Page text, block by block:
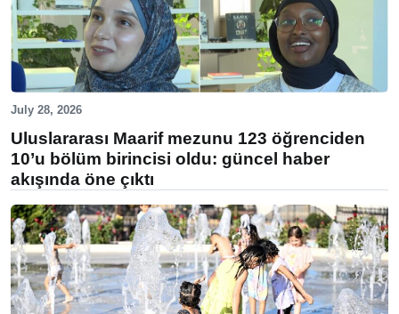
July 28, 2026
Uluslararası Maarif mezunu 123 öğrenciden
10’u bölüm birincisi oldu: güncel haber
akışında öne çıktı